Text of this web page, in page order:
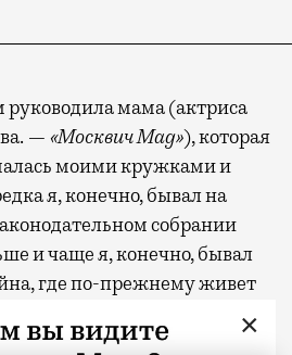
мама (актриса
— «Москвич Mag»), которая
моими кружками и
я, конечно, бывал на
собрании
и чаще я, конечно, бывал
где по-прежнему живет
не только в центре: еще один
Просвещения, где жили ×